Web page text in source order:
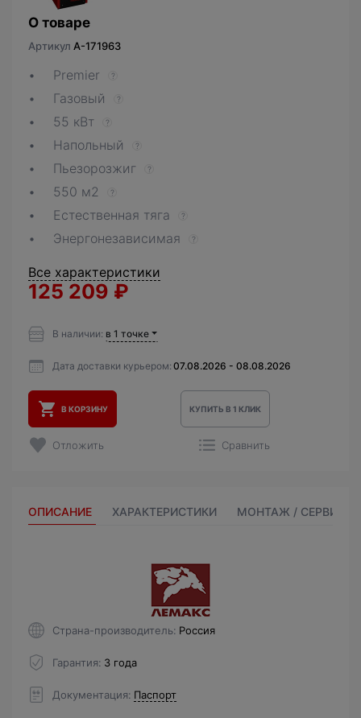
О товаре
Артикул A-171963
Premier ?
Газовый ?
55 кВт ?
Напольный ?
Пьезорозжиг ?
550 м2 ?
Естественная тяга ?
Энергонезависимая ?
Все характеристики
125 209 ₽
В наличии: в 1 точке
Дата доставки курьером: 07.08.2026 - 08.08.2026
В КОРЗИНУ КУПИТЬ В 1 КЛИК
Отложить Сравнить
ОПИСАНИЕ ХАРАКТЕРИСТИКИ МОНТАЖ / СЕРВИС
Страна-производитель Россия
Гарантия 3 года
Документация Паспорт